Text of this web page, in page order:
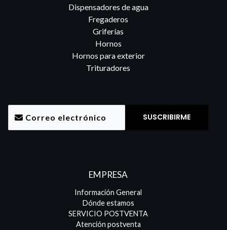
Dispensadores de agua
Fregaderos
Griferías
Hornos
Hornos para exterior
Trituradores
EMPRESA
Información General
Dónde estamos
SERVICIO POSTVENTA
Atención postventa